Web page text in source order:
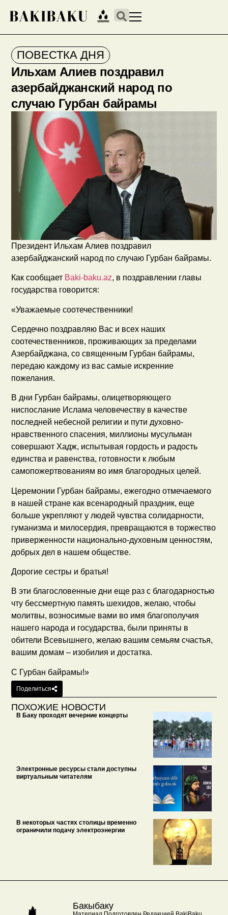
ПОВЕСТКА ДНЯ
Ильхам Алиев поздравил
азербайджанский народ по
случаю Гурбан байрамы
Президент Ильхам Алиев поздравил
азербайджанский народ по случаю Гурбан байрамы.
Как сообщает Baki-baku.az, в поздравлении главы
государства говорится:
«Уважаемые соотечественники!
Сердечно поздравляю Вас и всех наших
соотечественников, проживающих за пределами
Азербайджана, со священным Гурбан байрамы,
передаю каждому из вас самые искренние
пожелания.
В дни Гурбан байрамы, олицетворяющего
ниспослание Ислама человечеству в качестве
последней небесной религии и пути духовно-
нравственного спасения, миллионы мусульман
совершают Хадж, испытывая гордость и радость
единства и равенства, готовности к любым
самопожертвованиям во имя благородных целей.
Церемонии Гурбан байрамы, ежегодно отмечаемого
в нашей стране как всенародный праздник, еще
больше укрепляют у людей чувства солидарности,
гуманизма и милосердия, превращаются в торжество
приверженности национально-духовным ценностям,
добрых дел в нашем обществе.
Дорогие сестры и братья!
В эти благословенные дни еще раз с благодарностью
чту бессмертную память шехидов, желаю, чтобы
молитвы, возносимые вами во имя благополучия
нашего народа и государства, были приняты в
обители Всевышнего, желаю вашим семьям счастья,
вашим домам – изобилия и достатка.
С Гурбан байрамы!»
Поделиться
ПОХОЖИЕ НОВОСТИ
В Баку проходят вечерние концерты
Электронные ресурсы стали доступны
виртуальным читателям
В некоторых частях столицы временно
ограничили подачу электроэнергии
Бакыбаку